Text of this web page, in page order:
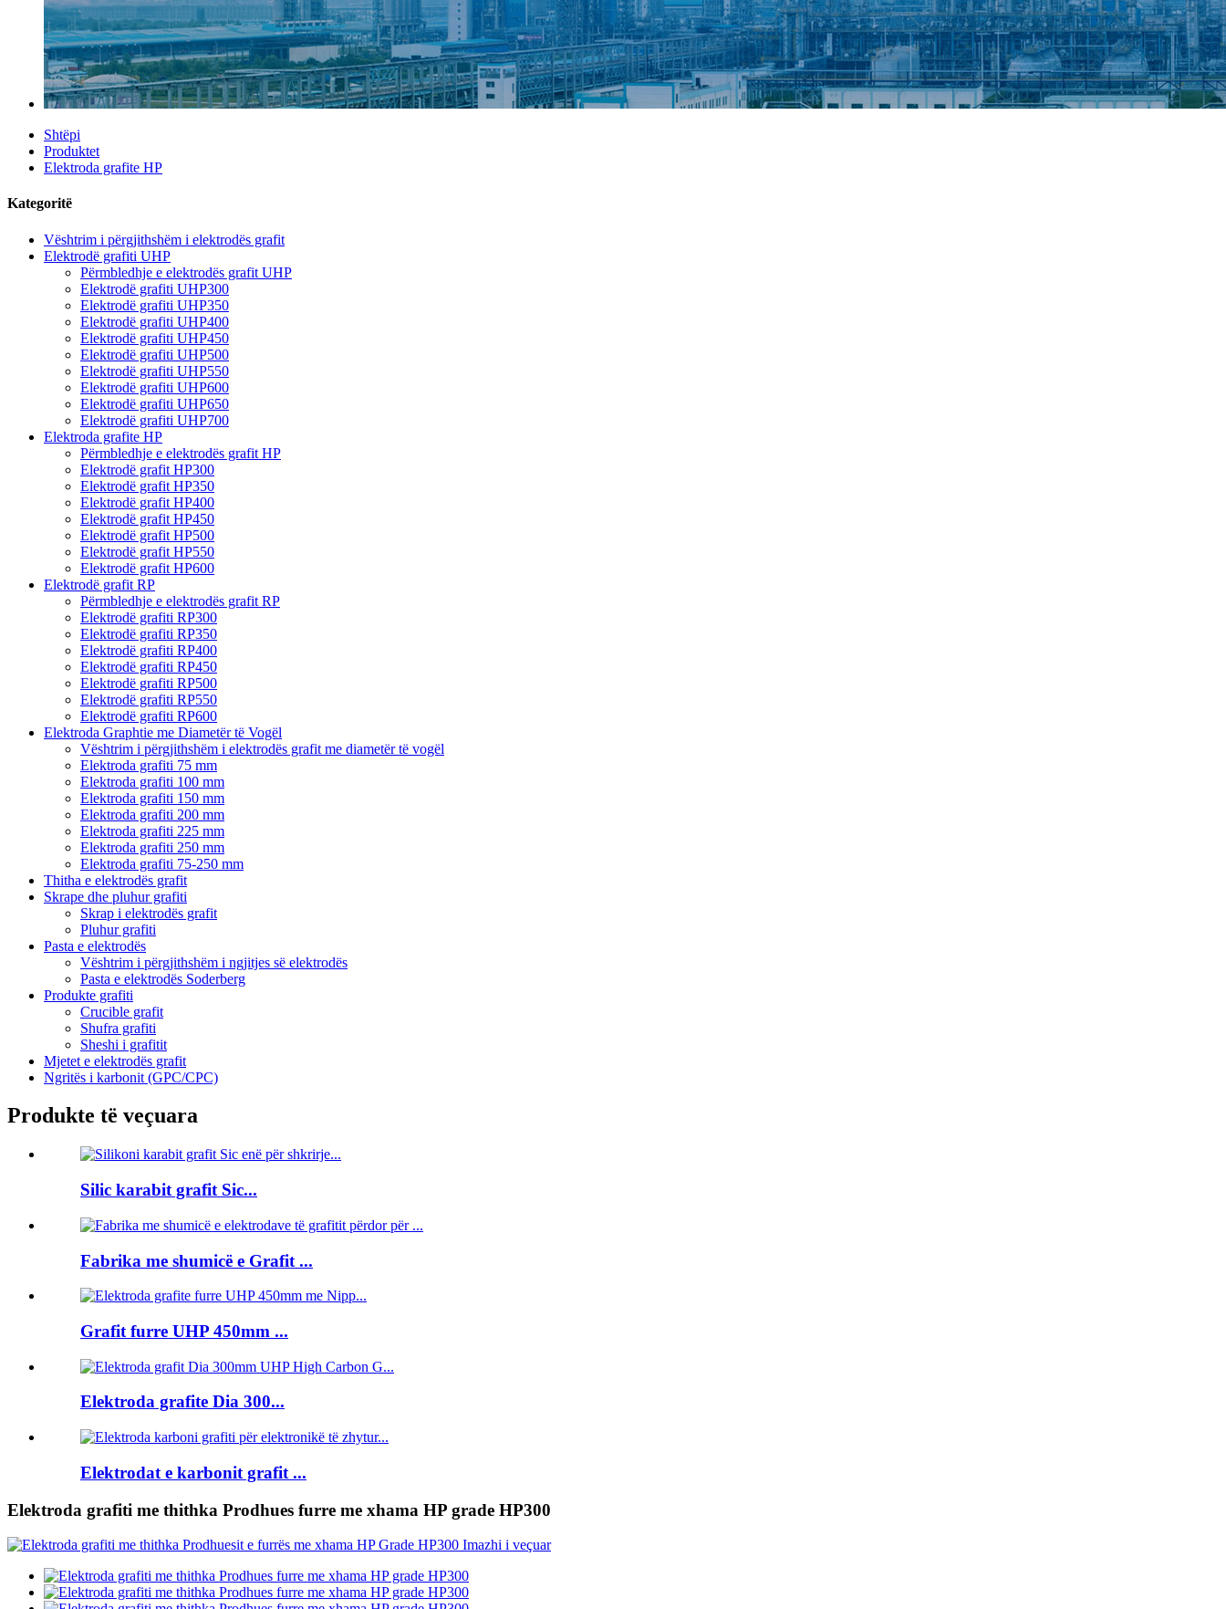
Shtëpi
Produktet
Elektroda grafite HP
Kategoritë
Vështrim i përgjithshëm i elektrodës grafit
Elektrodë grafiti UHP
Përmbledhje e elektrodës grafit UHP
Elektrodë grafiti UHP300
Elektrodë grafiti UHP350
Elektrodë grafiti UHP400
Elektrodë grafiti UHP450
Elektrodë grafiti UHP500
Elektrodë grafiti UHP550
Elektrodë grafiti UHP600
Elektrodë grafiti UHP650
Elektrodë grafiti UHP700
Elektroda grafite HP
Përmbledhje e elektrodës grafit HP
Elektrodë grafit HP300
Elektrodë grafit HP350
Elektrodë grafit HP400
Elektrodë grafit HP450
Elektrodë grafit HP500
Elektrodë grafit HP550
Elektrodë grafit HP600
Elektrodë grafit RP
Përmbledhje e elektrodës grafit RP
Elektrodë grafiti RP300
Elektrodë grafiti RP350
Elektrodë grafiti RP400
Elektrodë grafiti RP450
Elektrodë grafiti RP500
Elektrodë grafiti RP550
Elektrodë grafiti RP600
Elektroda Graphtie me Diametër të Vogël
Vështrim i përgjithshëm i elektrodës grafit me diametër të vogël
Elektroda grafiti 75 mm
Elektroda grafiti 100 mm
Elektroda grafiti 150 mm
Elektroda grafiti 200 mm
Elektroda grafiti 225 mm
Elektroda grafiti 250 mm
Elektroda grafiti 75-250 mm
Thitha e elektrodës grafit
Skrape dhe pluhur grafiti
Skrap i elektrodës grafit
Pluhur grafiti
Pasta e elektrodës
Vështrim i përgjithshëm i ngjitjes së elektrodës
Pasta e elektrodës Soderberg
Produkte grafiti
Crucible grafit
Shufra grafiti
Sheshi i grafitit
Mjetet e elektrodës grafit
Ngritës i karbonit (GPC/CPC)
Produkte të veçuara
Silic karabit grafit Sic...
Fabrika me shumicë e Grafit ...
Grafit furre UHP 450mm ...
Elektroda grafite Dia 300...
Elektrodat e karbonit grafit ...
Elektroda grafiti me thithka Prodhues furre me xhama HP grade HP300